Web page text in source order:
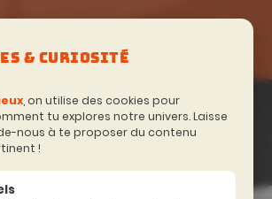
& CURIOSITÉ
, on utilise des cookies pour
tu explores notre univers. Laisse
nous à te proposer du contenu
!
—